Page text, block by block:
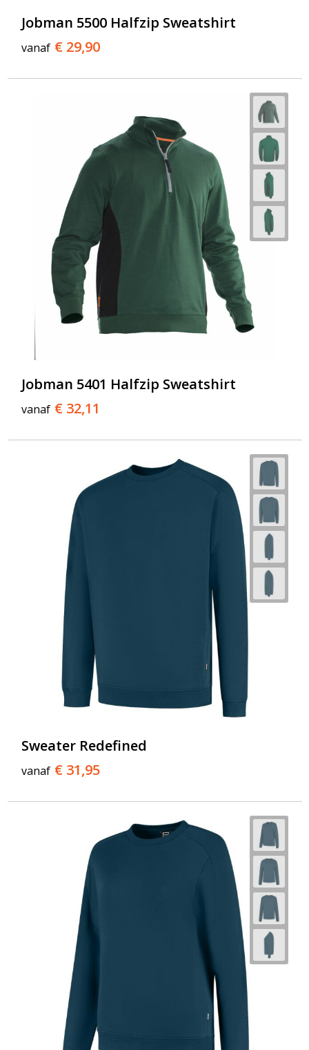
Jobman 5500 Halfzip Sweatshirt
vanaf € 29,90
Jobman 5401 Halfzip Sweatshirt
vanaf € 32,11
Sweater Redefined
vanaf € 31,95